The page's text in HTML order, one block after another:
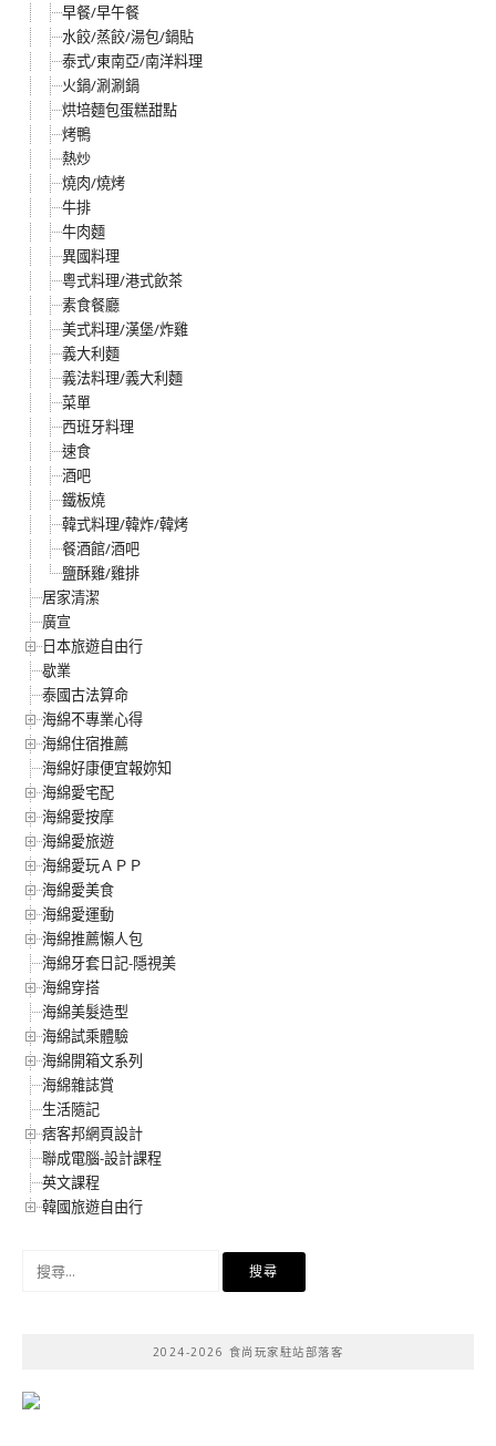
早餐/早午餐
水餃/蒸餃/湯包/鍋貼
泰式/東南亞/南洋料理
火鍋/涮涮鍋
烘培麵包蛋糕甜點
烤鴨
熱炒
燒肉/燒烤
牛排
牛肉麵
異國料理
粵式料理/港式飲茶
素食餐廳
美式料理/漢堡/炸雞
義大利麵
義法料理/義大利麵
菜單
西班牙料理
速食
酒吧
鐵板燒
韓式料理/韓炸/韓烤
餐酒館/酒吧
鹽酥雞/雞排
居家清潔
廣宣
日本旅遊自由行
歇業
泰國古法算命
海綿不專業心得
海綿住宿推薦
海綿好康便宜報妳知
海綿愛宅配
海綿愛按摩
海綿愛旅遊
海綿愛玩ＡＰＰ
海綿愛美食
海綿愛運動
海綿推薦懶人包
海綿牙套日記-隱視美
海綿穿搭
海綿美髮造型
海綿試乘體驗
海綿開箱文系列
海綿雜誌賞
生活隨記
痞客邦網頁設計
聯成電腦-設計課程
英文課程
韓國旅遊自由行
2024-2026 食尚玩家駐站部落客